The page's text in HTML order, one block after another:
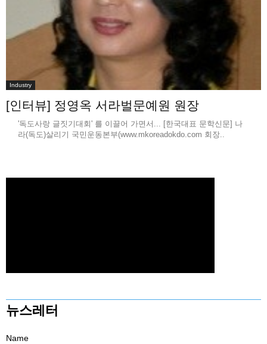
Industry
[인터뷰] 정영옥 서라벌문예원 원장
'독도사랑 글짓기대회' 를 이끌어 가면서... [한국대표 문학신문] 나
라(독도)살리기 국민운동본부(www.mkoreadokdo.com 회장..
뉴스레터
Name